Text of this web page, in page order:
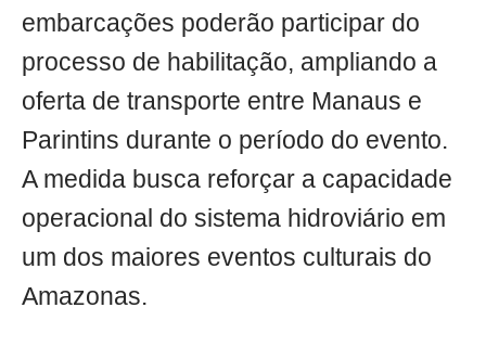
embarcações poderão participar do
processo de habilitação, ampliando a
oferta de transporte entre Manaus e
Parintins durante o período do evento.
A medida busca reforçar a capacidade
operacional do sistema hidroviário em
um dos maiores eventos culturais do
Amazonas.